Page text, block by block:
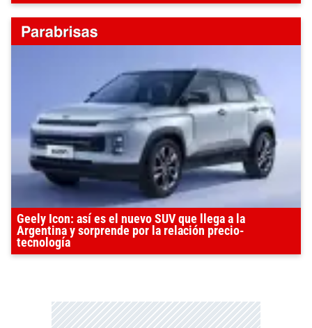
Geely Icon: así es el nuevo SUV que llega a la
Argentina y sorprende por la relación precio-
tecnología